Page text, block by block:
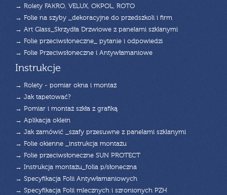
→ Rolety FAKRO, VELUX, OKPOL, ROTO
→ Folie na szyby _dekoracyjne do przedszkoli i firm
→ Art Glass_Skrzydła Drzwiowe z panelami szklanymi
→ Folie przeciwsłoneczne_ pytanie i odpowiedzi
→ Folie Przeciwsłoneczne i Antywłamaniowe
Instrukcje
→ Rolety - pomiar okna i montaż
→ Jak tapetować?
→ Pomiar i montaż szkła z grafiką
→ Aplikacja oklein
→ Jak zamówić _szafy przesuwne z panelami szklanymi
→ Folie okienne _instrukcja montażu
→ Folie przeciwsłoneczne SUN PROTECT
→ Instrukcja montażu_folia p/słoneczna
→ Specyfikacja Folii Antywłamaniowych
→ Specyfikacja Folii mlecznych i szronionych PZH